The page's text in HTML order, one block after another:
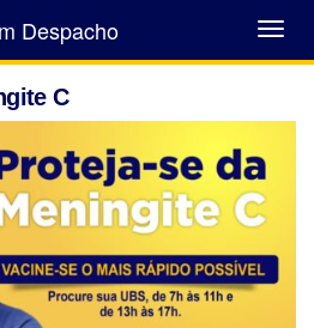
Abrir
Menu
Despacho
C